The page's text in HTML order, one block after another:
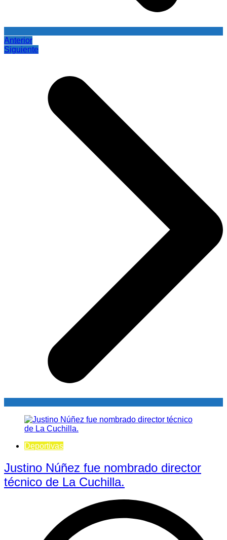
Anterior
Siguiente
Deportivas
Justino Núñez fue nombrado director
técnico de La Cuchilla.